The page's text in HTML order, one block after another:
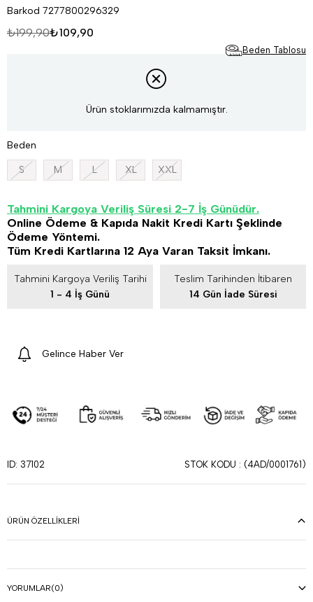
Barkod 7277800296329
₺199,90₺109,90
Beden Tablosu
Ürün stoklarımızda kalmamıştır.
Beden
S M L XL XXL
Tahmini Kargoya Veriliş Süresi 2-7 İş Günüdür.
Online Ödeme & Kapıda Nakit Kredi Kartı Şeklinde
Ödeme Yöntemi.
Tüm Kredi Kartlarına 12 Aya Varan Taksit İmkanı.
Tahmini Kargoya Veriliş Tarihi
1 - 4 İş Günü
Teslim Tarihinden İtibaren
14 Gün İade Süresi
Gelince Haber Ver
ID: 37102 STOK KODU (4AD/0001761)
ÜRÜN ÖZELLIKLERI
YORUMLAR(0)